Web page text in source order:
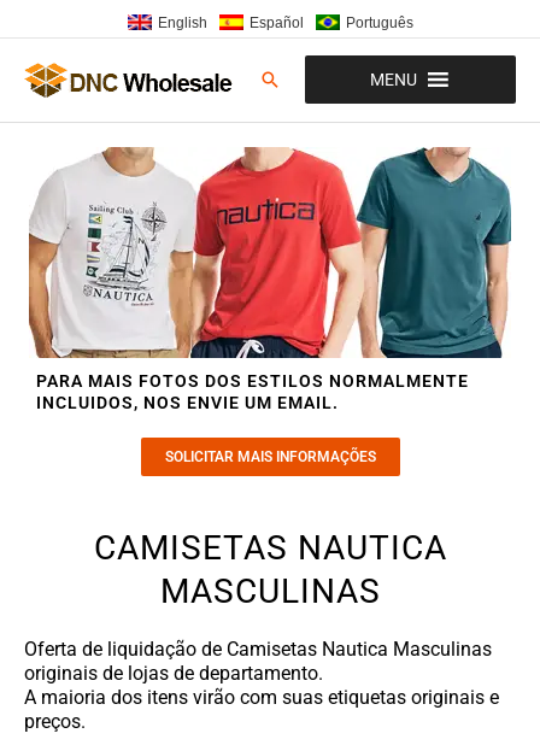
para
conteúdo
English Español Português
Pesquisar MENU
PARA MAIS FOTOS DOS ESTILOS NORMALMENTE
INCLUIDOS, NOS ENVIE UM EMAIL.
SOLICITAR MAIS INFORMAÇÕES
CAMISETAS NAUTICA
MASCULINAS
Oferta de liquidação de Camisetas Nautica Masculinas
originais de lojas de departamento.
A maioria dos itens virão com suas etiquetas originais e
preços.